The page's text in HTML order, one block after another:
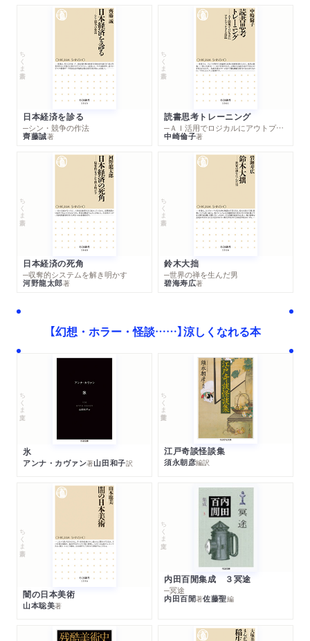
ちくま新書
日本経済を診る
─シン・競争の作法
齊藤誠著
ちくま新書
読書思考トレーニング
─ＡＩ活用でロジカルにアウトプットする技法
中崎倫子著
ちくま新書
日本経済の死角
─収奪的システムを解き明かす
河野龍太郎著
ちくま新書
鈴木大拙
─世界の禅を生んだ男
碧海寿広著
【幻想・ホラー・怪談……】涼しくなれる本
ちくま文庫
氷
アンナ・カヴァン著山田和子訳
ちくま学芸文庫
江戸奇談怪談集
須永朝彦編訳
ちくま新書
闇の日本美術
山本聡美著
ちくま文庫
内田百閒集成 ３冥途
─冥途
内田百閒著佐藤聖編